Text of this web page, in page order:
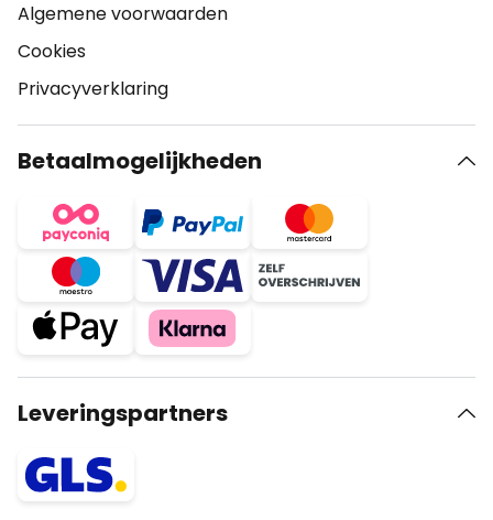
Algemene voorwaarden
Cookies
Privacyverklaring
Betaalmogelijkheden
Leveringspartners